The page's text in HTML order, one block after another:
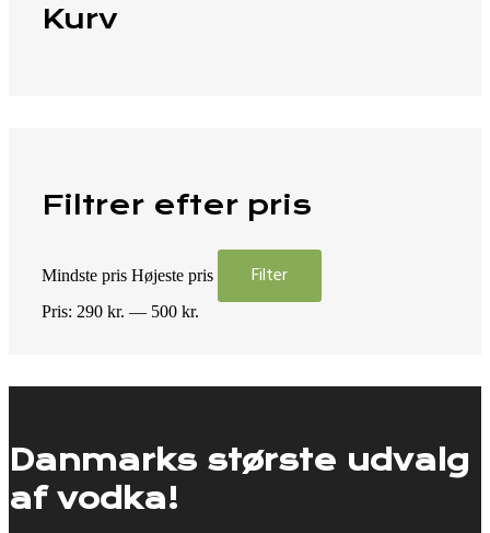
Kurv
Filtrer efter pris
Mindste pris Højeste pris Filter
Pris: 290 kr. — 500 kr.
Danmarks største udvalg
af vodka!